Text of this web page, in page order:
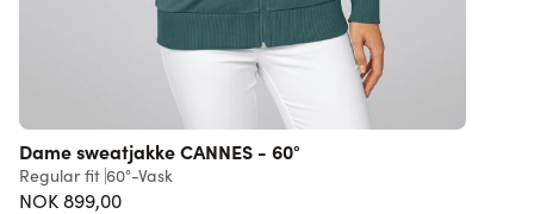
Dame sweatjakke CANNES - 60°
Regular fit 60°-Vask
NOK 899,00